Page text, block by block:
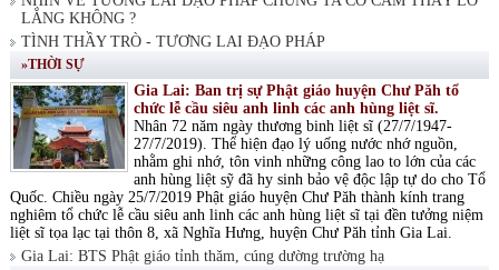
LẮNG KHÔNG ?
TÌNH THẦY TRÒ - TƯƠNG LAI ĐẠO PHÁP
»THỜI SỰ
Gia Lai: Ban trị sự Phật giáo huyện Chư Păh tổ
chức lễ cầu siêu anh linh các anh hùng liệt sĩ.
Nhân 72 năm ngày thương binh liệt sĩ (27/7/1947-
27/7/2019). Thể hiện đạo lý uống nước nhớ nguồn,
nhằm ghi nhớ, tôn vinh những công lao to lớn của các
anh hùng liệt sỹ đã hy sinh bảo vệ độc lập tự do cho Tổ
Quốc. Chiều ngày 25/7/2019 Phật giáo huyện Chư Păh thành kính trang
nghiêm tổ chức lễ cầu siêu anh linh các anh hùng liệt sĩ tại đền tưởng niệm
liệt sĩ tọa lạc tại thôn 8, xã Nghĩa Hưng, huyện Chư Păh tỉnh Gia Lai.
Gia Lai: BTS Phật giáo tỉnh thăm, cúng dường trường hạ